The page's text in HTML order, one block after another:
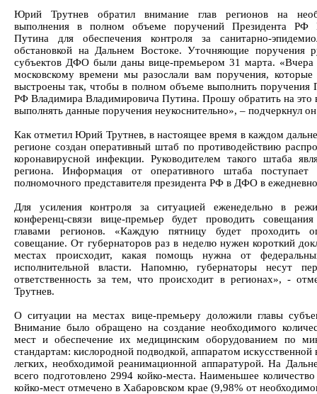
Юрий Трутнев обратил внимание глав регионов на
выполнения в полном объеме поручений Президента РФ
Путина для обеспечения контроля за санитарно-
обстановкой на Дальнем Востоке. Уточняющие поручения
субъектов ДФО были даны вице-премьером 31 марта.
московскому времени мы разослали вам поручения, которые
выстроены так, чтобы в полном объеме выполнить поручения
РФ Владимира Владимировича Путина. Прошу обратить на это
выполнять данные поручения неукоснительно», – подчеркнул
Как отметил Юрий Трутнев, в настоящее время в каждом
регионе создан оперативный штаб по противодействию
коронавирусной инфекции. Руководителем такого штаба
региона. Информация от оперативного штаба поступает
полномочного представителя президента РФ в ДФО в
Для усиления контроля за ситуацией еженедельно в
конференц-связи вице-премьер будет проводить
главами регионов. «Каждую пятницу будет проходить
совещание. От губернаторов раз в неделю нужен короткий
местах происходит, какая помощь нужна от
исполнительной власти. Напомню, губернаторы несут
ответственность за тем, что происходит в регионах», -
Трутнев.
О ситуации на местах вице-премьеру доложили главы
Внимание было обращено на создание необходимого
мест и обеспечение их медицинским оборудованием по
стандартам: кислородной подводкой, аппаратом искусственной
легких, необходимой реанимационной аппаратурой. На
всего подготовлено 2994 койко-места. Наименьшее
койко-мест отмечено в Хабаровском крае (9,98% от